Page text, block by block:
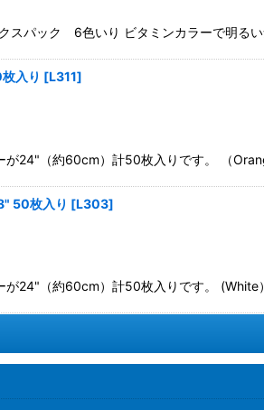
スパック 6色いり ビタミンカラーで明る
入り [L311]
24"（約60cm）計50枚入りです。 （
50枚入り [L303]
24"（約60cm）計50枚入りです。